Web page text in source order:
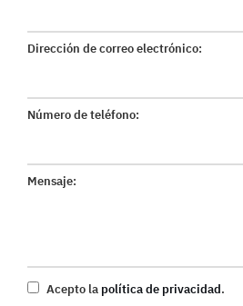
Dirección de correo electrónico:
Número de teléfono:
Mensaje:
Acepto la política de privacidad.